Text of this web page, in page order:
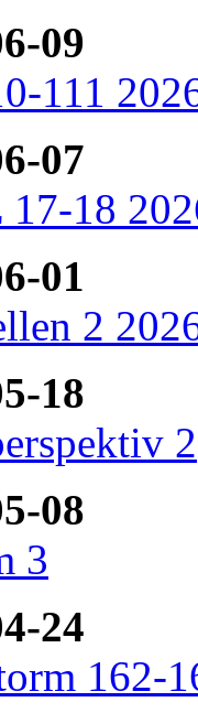
09
111
07
18
01
2
18
2
08
3
24
162-